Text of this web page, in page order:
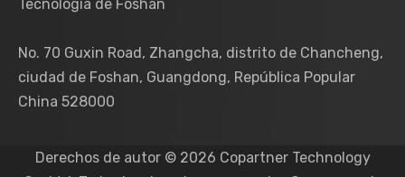
Tecnología de Foshan
No. 70 Guxin Road, Zhangcha, distrito de Chancheng,
ciudad de Foshan, Guangdong, República Popular
China 528000
Derechos de autor © 2026 Copartner Technology